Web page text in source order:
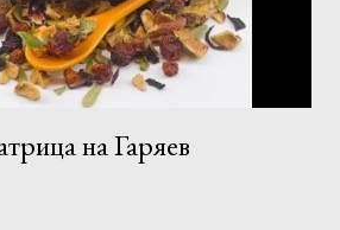
жени с активен начин на живот
е жизненова...
на Гаряев